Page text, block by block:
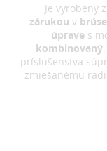
Je vyrobený z
zárukou v
úpraves
kombinovaný
príslušenstva
zmiešanému